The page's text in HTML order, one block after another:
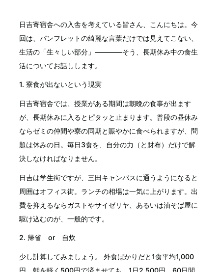
日吉寄宿舎への入舎を考えている皆さん、こんにちは。今
回は、パンフレットの綺麗な言葉だけでは見えてこない、
生活の「生々しい部分」――――そう、長期休み中の食生
活についてお話しします。
1. 寮食が出ないという現実
日吉寄宿舎では、授業がある期間は朝晩の食事が出ます
が、長期休みに入るとピタッと止まります。普段の昼休み
ならゼミの仲間や寮の同期と賑やかに食べられますが、問
題は休みの日。毎日3食を、自分の力（と財布）だけで解
決しなければなりません。
日吉は学生街ですが、三田キャンパスに通うようになると
周囲はオフィス街。ランチの相場は一気に上がります。出
費を抑えるならガストやサイゼリヤ、あるいは油そば屋に
駆け込むのが、一般的です。
2. 帰省 or 自炊
少し計算してみましょう。 外食ばかりだと1食平均1,000